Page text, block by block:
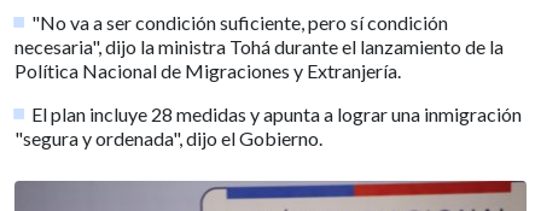
"No va a ser condición suficiente, pero sí condición
necesaria", dijo la ministra Tohá durante el lanzamiento de la
Política Nacional de Migraciones y Extranjería.
El plan incluye 28 medidas y apunta a lograr una inmigración
"segura y ordenada", dijo el Gobierno.